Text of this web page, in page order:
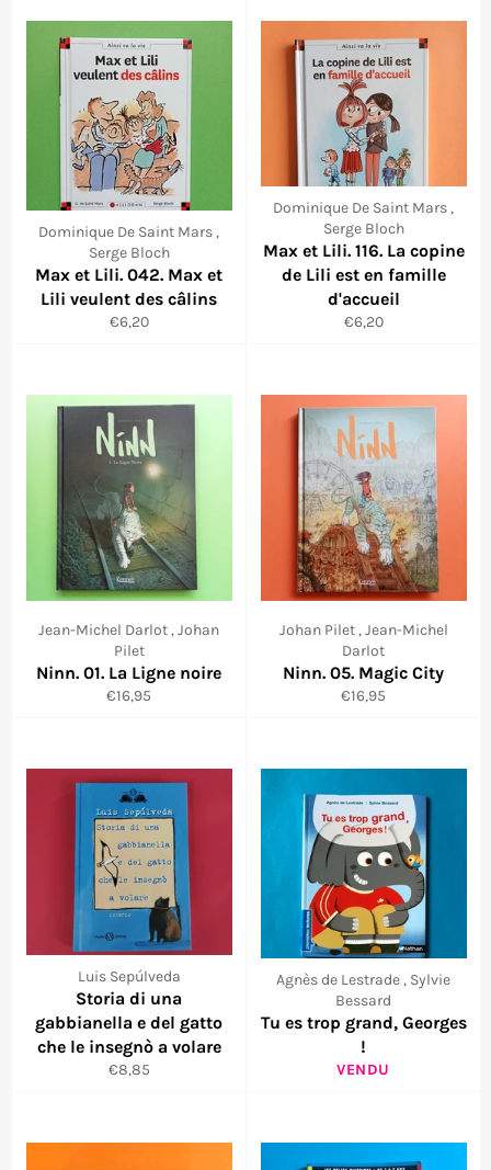
Dominique De Saint Mars ,
Serge Bloch
Max et Lili. 042. Max et
Lili veulent des câlins
Prix
€6,20
Dominique De Saint Mars ,
Serge Bloch
Max et Lili. 116. La copine
de Lili est en famille
d'accueil
Prix
€6,20
Jean-Michel Darlot , Johan
Pilet
Ninn. 01. La Ligne noire
Prix
€16,95
Johan Pilet , Jean-Michel
Darlot
Ninn. 05. Magic City
Prix
€16,95
Luis Sepúlveda
Storia di una
gabbianella e del gatto
che le insegnò a volare
Prix
€8,85
Agnès de Lestrade , Sylvie
Bessard
Tu es trop grand, Georges
!
VENDU